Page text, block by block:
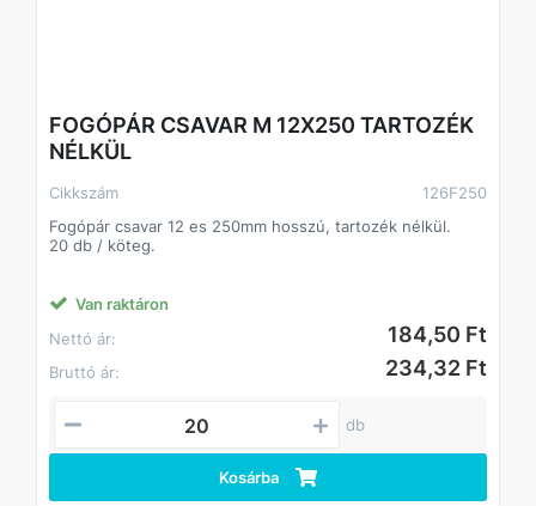
FOGÓPÁR CSAVAR M 12X250 TARTOZÉK
NÉLKÜL
Cikkszám
126F250
Fogópár csavar 12 es 250mm hosszú, tartozék nélkül.
20 db / köteg.
Van raktáron
Nettó ár:
184,50 Ft
Bruttó ár: 234,32 Ft
db
Kosárba